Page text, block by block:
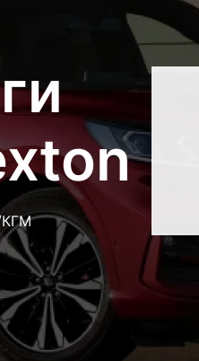
КГМ